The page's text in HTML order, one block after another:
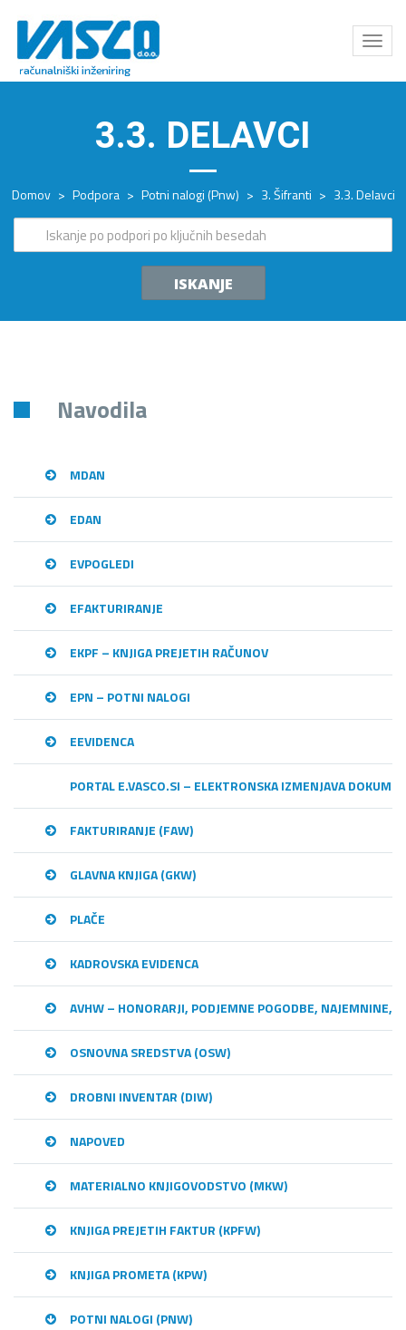
Odpri
meni
3.3. DELAVCI
Domov > Podpora > Potni nalogi (Pnw) > 3. Šifranti > 3.3. Delavci
ISKANJE
Navodila
MDAN
EDAN
EVPOGLEDI
EFAKTURIRANJE
EKPF – KNJIGA PREJETIH RAČUNOV
EPN – POTNI NALOGI
EEVIDENCA
PORTAL E.VASCO.SI – ELEKTRONSKA IZMENJAVA
FAKTURIRANJE (FAW)
GLAVNA KNJIGA (GKW)
PLAČE
KADROVSKA EVIDENCA
AVHW – HONORARJI, PODJEMNE POGODBE, NAJEMNINE,…
OSNOVNA SREDSTVA (OSW)
DROBNI INVENTAR (DIW)
NAPOVED
MATERIALNO KNJIGOVODSTVO (MKW)
KNJIGA PREJETIH FAKTUR (KPFW)
KNJIGA PROMETA (KPW)
POTNI NALOGI (PNW)